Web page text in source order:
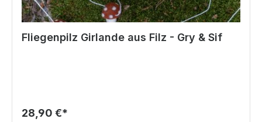
Fliegenpilz Girlande aus Filz - Gry & Sif
28,90 €*